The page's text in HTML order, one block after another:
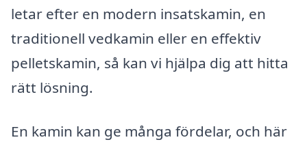
letar efter en modern insatskamin, en
traditionell vedkamin eller en effektiv
pelletskamin, så kan vi hjälpa dig att hitta
rätt lösning.
En kamin kan ge många fördelar, och här